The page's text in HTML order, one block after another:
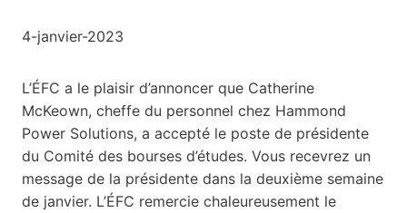
4-janvier-2023
L’ÉFC a le plaisir d’annoncer que Catherine
McKeown, cheffe du personnel chez Hammond
Power Solutions, a accepté le poste de présidente
du Comité des bourses d’études. Vous recevrez un
message de la présidente dans la deuxième semaine
de janvier. L’ÉFC remercie chaleureusement le